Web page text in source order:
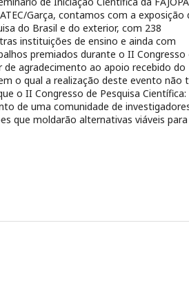
Garça, contamos com a exposição
do Brasil e do exterior, com 238
instituições de ensino e ainda com
premiados durante o II Congresso
agradecimento ao apoio recebido do
o qual a realização deste evento não
o II Congresso de Pesquisa Científica:
de uma comunidade de
que moldarão alternativas viáveis